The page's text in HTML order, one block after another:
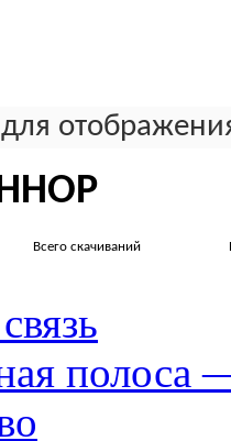
для
Всего скачиваний
полоса